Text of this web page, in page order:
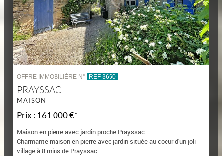
OFFRE IMMOBILIÈRE N° REF 3650
PRAYSSAC
MAISON
Prix : 161 000 €*
Maison en pierre avec jardin proche Prayssac
Charmante maison en pierre avec jardin située au coeur d'un joli
village à 8 mins de Prayssac